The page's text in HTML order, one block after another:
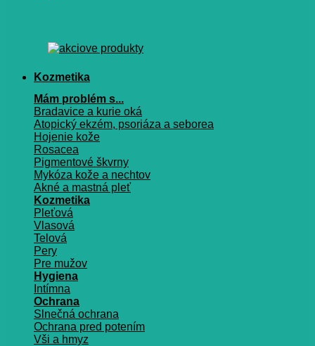
Kozmetika
Mám problém s...
Bradavice a kurie oká
Atopický ekzém, psoriáza a seborea
Hojenie kože
Rosacea
Pigmentové škvrny
Mykóza kože a nechtov
Akné a mastná pleť
Kozmetika
Pleťová
Vlasová
Telová
Pery
Pre mužov
Hygiena
Intímna
Ochrana
Slnečná ochrana
Ochrana pred potením
Vši a hmyz